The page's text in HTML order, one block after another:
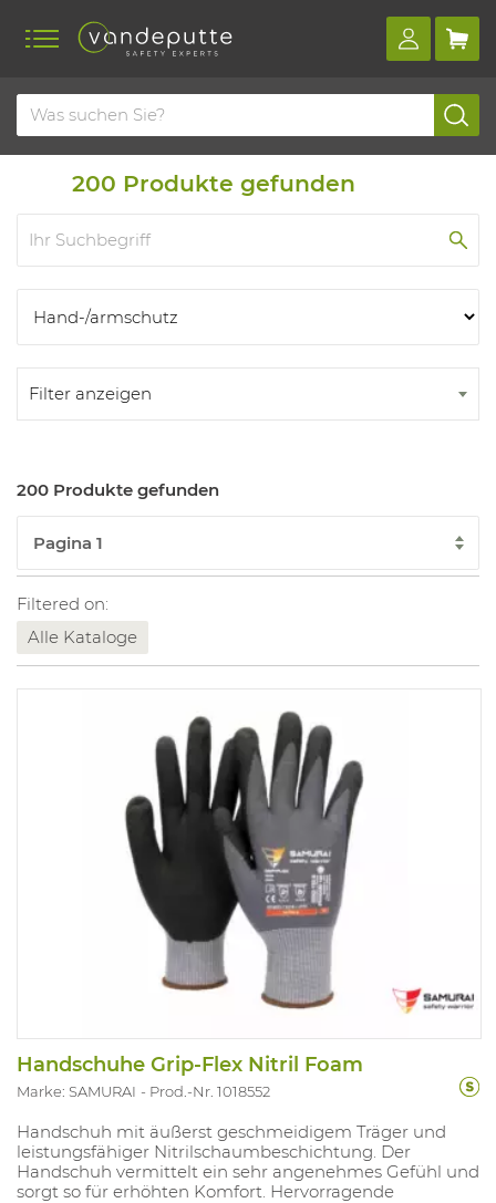
Home Produkte
200 Produkte gefunden
Filter anzeigen
200 Produkte gefunden
Filtered on:
Alle Kataloge
Handschuhe Grip-Flex Nitril Foam
Marke: SAMURAI Prod.-Nr. 1018552
Handschuh mit äußerst geschmeidigem Träger und
leistungsfähiger Nitrilschaumbeschichtung. Der
Handschuh vermittelt ein sehr angenehmes Gefühl und
sorgt so für erhöhten Komfort. Hervorragende